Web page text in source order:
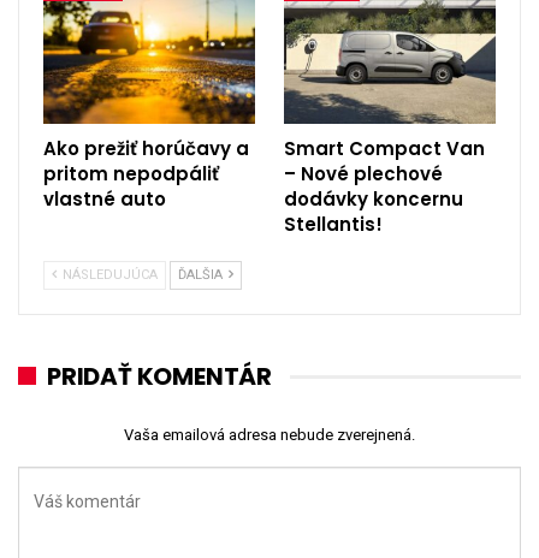
Ako prežiť horúčavy a
pritom nepodpáliť
vlastné auto
Smart Compact Van
– Nové plechové
dodávky koncernu
Stellantis!
NÁSLEDUJÚCA ĎALŠIA
PRIDAŤ KOMENTÁR
Vaša emailová adresa nebude zverejnená.